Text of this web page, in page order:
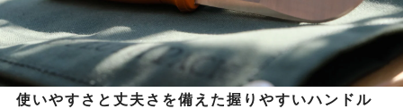
使いやすさと丈夫さを備えた握りやすいハンドル